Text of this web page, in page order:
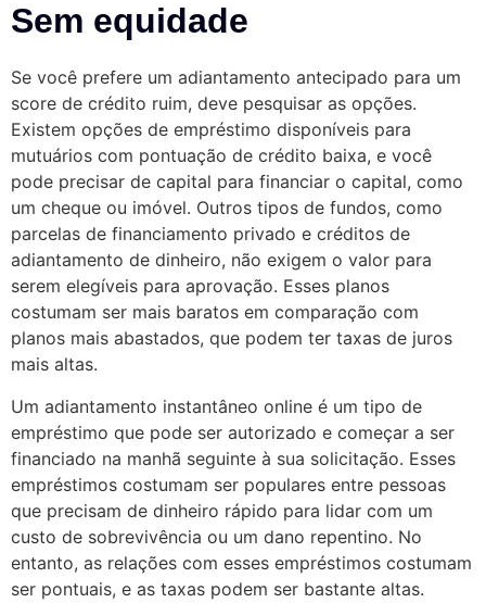
Sem equidade
Se você prefere um adiantamento antecipado para um
score de crédito ruim, deve pesquisar as opções.
Existem opções de empréstimo disponíveis para
mutuários com pontuação de crédito baixa, e você
pode precisar de capital para financiar o capital, como
um cheque ou imóvel. Outros tipos de fundos, como
parcelas de financiamento privado e créditos de
adiantamento de dinheiro, não exigem o valor para
serem elegíveis para aprovação. Esses planos
costumam ser mais baratos em comparação com
planos mais abastados, que podem ter taxas de juros
mais altas.
Um adiantamento instantâneo online é um tipo de
empréstimo que pode ser autorizado e começar a ser
financiado na manhã seguinte à sua solicitação. Esses
empréstimos costumam ser populares entre pessoas
que precisam de dinheiro rápido para lidar com um
custo de sobrevivência ou um dano repentino. No
entanto, as relações com esses empréstimos costumam
ser pontuais, e as taxas podem ser bastante altas.